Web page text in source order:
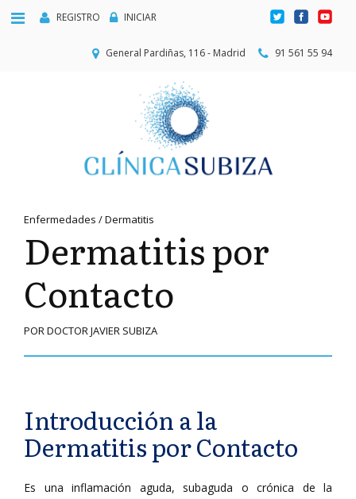
REGISTRO INICIAR
General Pardiñas, 116 - Madrid 91 561 55 94
Enfermedades / Dermatitis
Dermatitis por
Contacto
POR DOCTOR JAVIER SUBIZA
Introducción a la
Dermatitis por Contacto
Es una inflamación aguda, subaguda o crónica de la